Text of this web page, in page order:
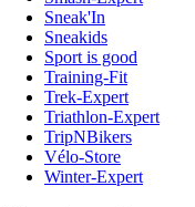
Sneak'In
Sneakids
Sport is good
Training-Fit
Trek-Expert
Triathlon-Expert
TripNBikers
Vélo-Store
Winter-Expert